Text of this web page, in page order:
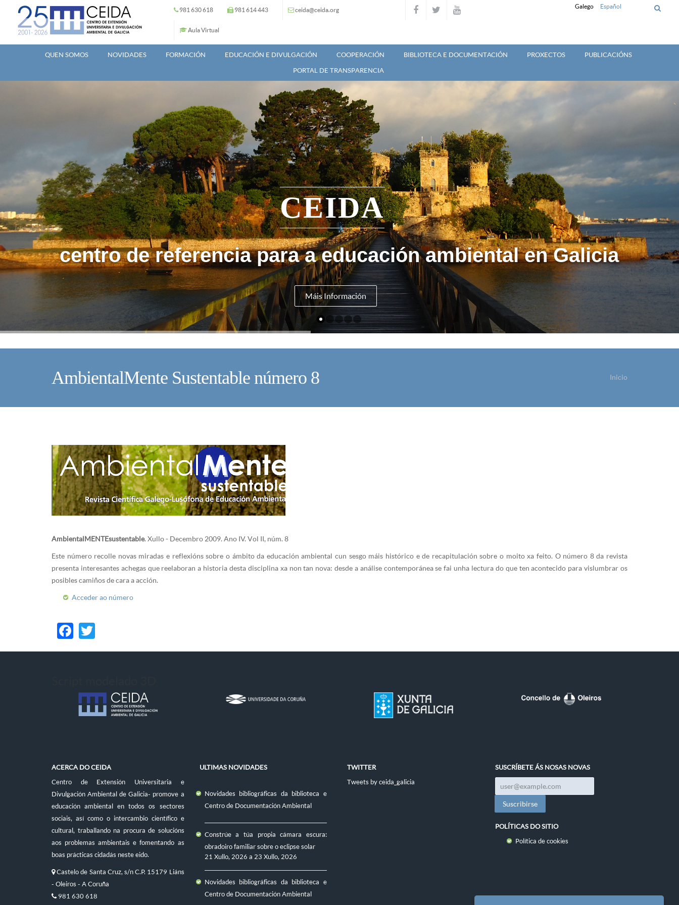
Ir o contido principal 981 630 618 981 614 443 ceida@ceida.org
Aula Virtual
Galego Español
QUEN SOMOS NOVIDADES FORMACIÓN EDUCACIÓN E DIVULGACIÓN COOPERACIÓN BIBLIOTECA E DOCUMENTACIÓN PROXECTOS
PUBLICACIÓNS
PORTAL DE TRANSPARENCIA
centro de referencia para a educación ambiental en Galicia
Máis Información
CEIDA
AmbientalMente Sustentable número 8 Inicio
AmbientalMENTEsustentable. Xullo - Decembro 2009. Ano IV. Vol II, núm. 8
Este número recolle novas miradas e reflexións sobre o ámbito da educación ambiental cun sesgo máis histórico e de recapitulación sobre o moito xa feito. O número 8 da revista
presenta interesantes achegas que reelaboran a historia desta disciplina xa non tan nova: desde a análise contemporánea se fai unha lectura do que ten acontecido para vislumbrar os
posibles camiños de cara a acción.
Acceder ao número
Facebook
ACERCA DO CEIDA
Centro de Extensión Universitaria e
Divulgación Ambiental de Galicia- promove a
educación ambiental en todos os sectores
sociais, así como o intercambio científico e
cultural, traballando na procura de solucións
aos problemas ambientais e fomentando as
boas prácticas cidadás neste eido.
Castelo de Santa Cruz, s/n C.P. 15179 Liáns
- Oleiros - A Coruña
981 630 618
ULTIMAS NOVIDADES
Novidades bibliográficas da biblioteca e
Centro de Documentación Ambiental
Constrúe a túa propia cámara escura:
obradoiro familiar sobre o eclipse solar
21 Xullo, 2026 a 23 Xullo, 2026
Novidades bibliográficas da biblioteca e
Centro de Documentación Ambiental
TWITTER
Tweets by ceida_galicia
SUSCRÍBETE ÁS NOSAS NOVAS
POLÍTICAS DO SITIO
Política de cookies